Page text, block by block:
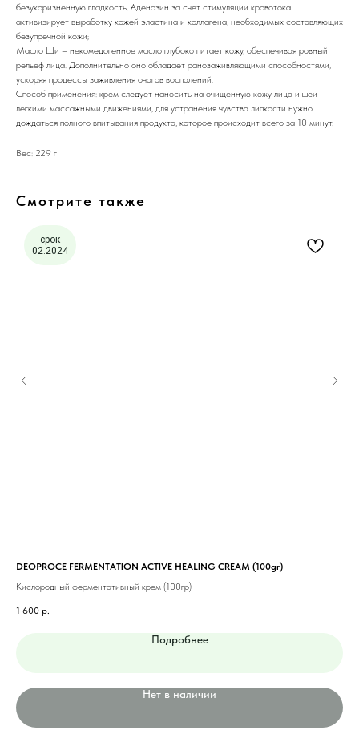
безукоризненную гладкость. Аденозин за счет стимуляции кровотока
активизирует выработку кожей эластина и коллагена, необходимых составляющих
безупречной кожи;
Масло Ши – некомедогенное масло глубоко питает кожу, обеспечивая ровный
рельеф лица. Дополнительно оно обладает ранозаживляющими способностями,
ускоряя процессы заживления очагов воспалений.
Способ применения: крем следует наносить на очищенную кожу лица и шеи
легкими массажными движениями, для устранения чувства липкости нужно
дождаться полного впитывания продукта, которое происходит всего за 10 минут.
Вес: 229 г
Смотрите также
срок
02.2024
DEOPROCE FERMENTATION ACTIVE HEALING CREAM (100gr)
Кислородный ферментативный крем (100гр)
1 600 р.
Подробнее
Нет в наличии